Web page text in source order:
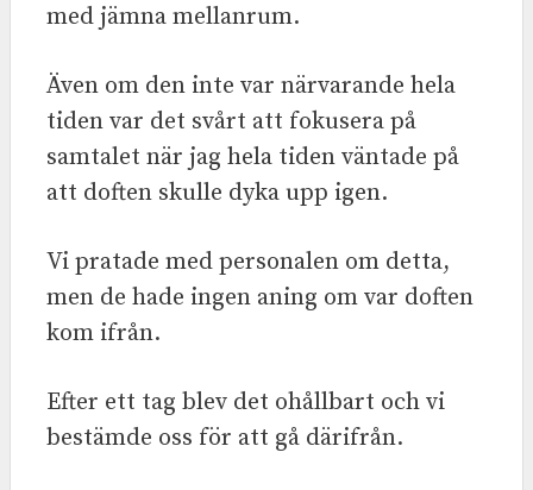
med jämna mellanrum.
Även om den inte var närvarande hela
tiden var det svårt att fokusera på
samtalet när jag hela tiden väntade på
att doften skulle dyka upp igen.
Vi pratade med personalen om detta,
men de hade ingen aning om var doften
kom ifrån.
Efter ett tag blev det ohållbart och vi
bestämde oss för att gå därifrån.